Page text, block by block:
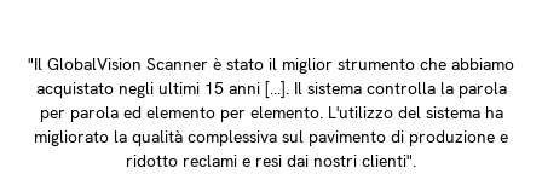
"Il GlobalVision Scanner è stato il miglior strumento che abbiamo
acquistato negli ultimi 15 anni […]. Il sistema controlla la parola
per parola ed elemento per elemento. L'utilizzo del sistema ha
migliorato la qualità complessiva sul pavimento di produzione e
ridotto reclami e resi dai nostri clienti".